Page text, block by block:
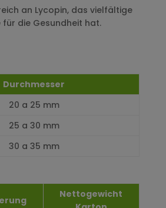
an Lycopin, das vielfältige
für die Gesundheit hat.
Durchmesser
20 a 25 mm
25 a 30 mm
30 a 35 mm
Nettogewicht